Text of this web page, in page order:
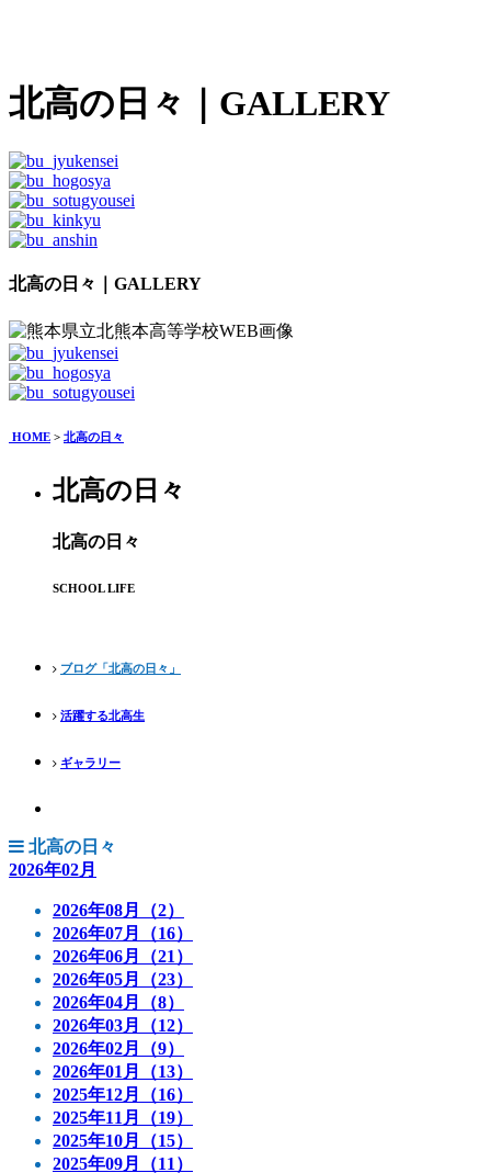
北高の日々 ｜GALLERY
北高の日々｜GALLERY
HOME > 北高の日々
北高の日々
北高の日々
SCHOOL LIFE
ブログ「北高の日々」
活躍する北高生
ギャラリー
北高の日々
2026年02月
2026年08月（2）
2026年07月（16）
2026年06月（21）
2026年05月（23）
2026年04月（8）
2026年03月（12）
2026年02月（9）
2026年01月（13）
2025年12月（16）
2025年11月（19）
2025年10月（15）
2025年09月（11）